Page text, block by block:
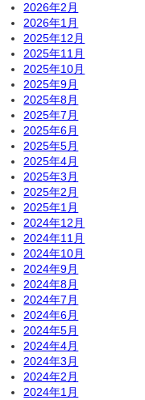
2026年2月
2026年1月
2025年12月
2025年11月
2025年10月
2025年9月
2025年8月
2025年7月
2025年6月
2025年5月
2025年4月
2025年3月
2025年2月
2025年1月
2024年12月
2024年11月
2024年10月
2024年9月
2024年8月
2024年7月
2024年6月
2024年5月
2024年4月
2024年3月
2024年2月
2024年1月